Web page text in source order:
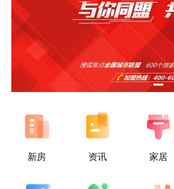
新房 资讯 家居